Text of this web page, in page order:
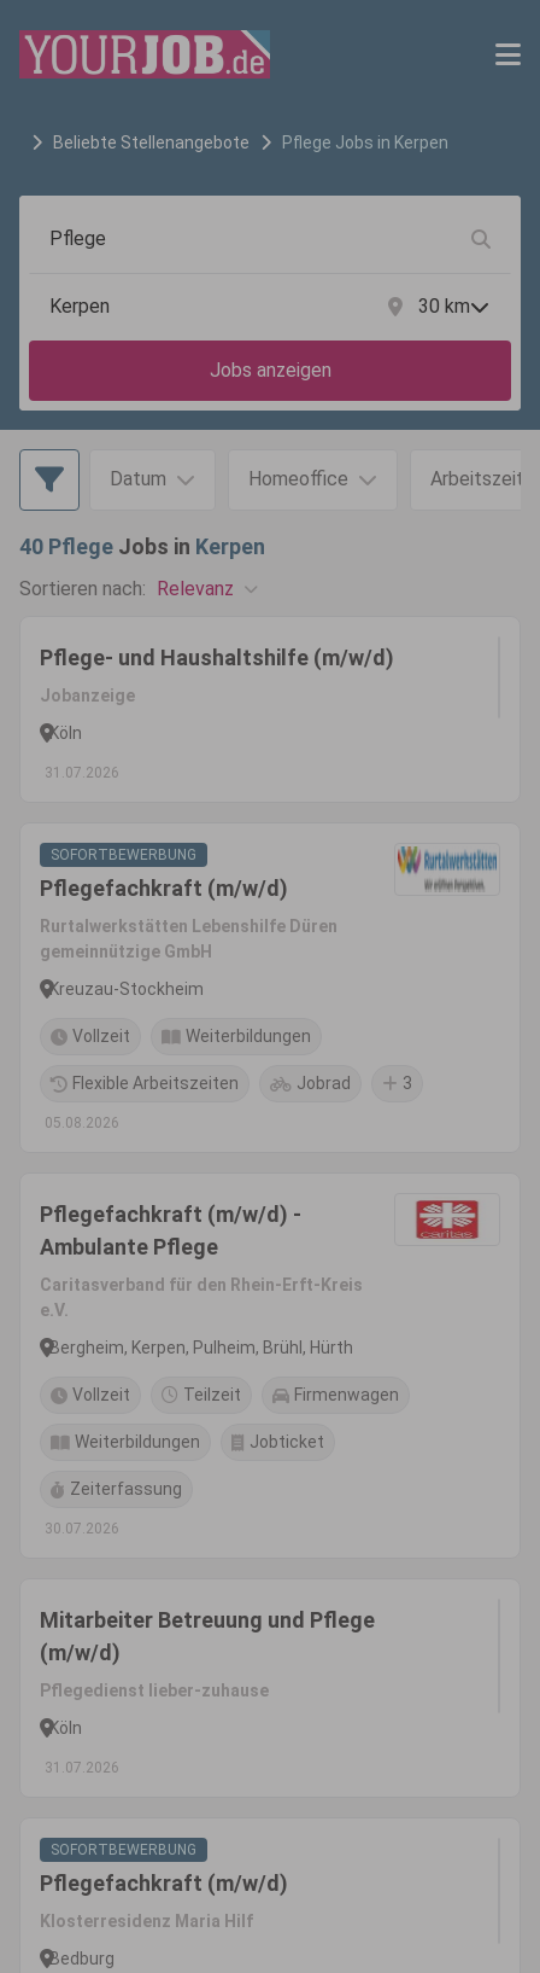
Beliebte Stellenangebote Pflege Jobs in Kerpen
30 km
Jobs anzeigen
Datum Homeoffice Arbeitszeit
40 Pflege Jobs in Kerpen
Sortieren nach: Relevanz
Pflege- und Haushaltshilfe (m/w/d)
Jobanzeige
Köln
31.07.2026
SOFORTBEWERBUNG
Pflegefachkraft (m/w/d)
Rurtalwerkstätten Lebenshilfe Düren
gemeinnützige GmbH
Kreuzau-Stockheim
Vollzeit Weiterbildungen
Flexible Arbeitszeiten Jobrad 3
05.08.2026
Pflegefachkraft (m/w/d) -
Ambulante Pflege
Caritasverband für den Rhein-Erft-Kreis
e.V.
Bergheim, Kerpen, Pulheim, Brühl, Hürth
Vollzeit Teilzeit Firmenwagen
Weiterbildungen Jobticket
Zeiterfassung
30.07.2026
Mitarbeiter Betreuung und Pflege
(m/w/d)
Pflegedienst lieber-zuhause
Köln
31.07.2026
SOFORTBEWERBUNG
Pflegefachkraft (m/w/d)
Klosterresidenz Maria Hilf
Bedburg